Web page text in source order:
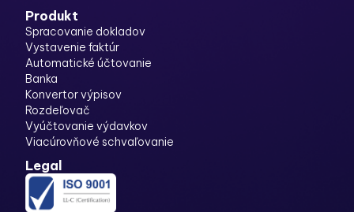
Produkt
Spracovanie dokladov
Vystavenie faktúr
Automatické účtovanie
Banka
Konvertor výpisov
Rozdeľovač
Vyúčtovanie výdavkov
Viacúrovňové schvaľovanie
Legal